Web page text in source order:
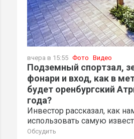
вчера в 15:55 Фото Видео
Подземный спортзал,
фонари и вход, как в
будет оренбургский
года?
Инвестор рассказал, как
использовать самую
Обсудить